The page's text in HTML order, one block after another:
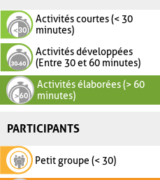
Activités courtes (< 30
minutes)
Activités développées
(Entre 30 et 60 minutes)
Activités élaborées (> 60
minutes)
PARTICIPANTS
Petit groupe (< 30)